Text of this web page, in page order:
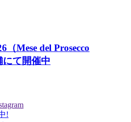
（Mese del Prosecco
にて開催中